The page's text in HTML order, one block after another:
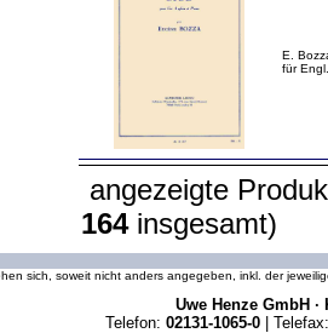
E.
für
angezeigte
164insgesamt)
sich, soweit nicht anders angegeben, inkl. der
Uwe Henze GmbH ·
Telefon: 02131-1065-0 | Telefax: